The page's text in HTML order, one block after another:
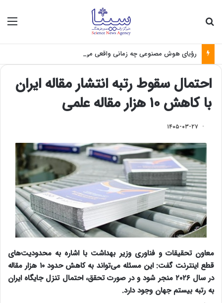
رؤیای هوش مصنوعی چه زمانی واقعی می‌شود؟
احتمال سقوط رتبه انتشار مقاله ایران
با کاهش ۱۰ هزار مقاله علمی
۱۴۰۵-۰۳-۲۷
معاون تحقیقات و فناوری وزیر بهداشت با اشاره به محدودیت‌های
قطع اینترنت گفت: این مسئله می‌تواند به کاهش حدود ۱۰ هزار مقاله
در سال ۲۰۲۶ منجر شود و در صورت تحقق، احتمال تنزل جایگاه ایران
به رتبه بیستم جهان وجود دارد.